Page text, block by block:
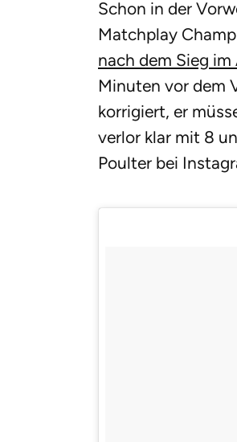
Schon in der
Matchplay
nach dem Sieg
Minuten vor dem
korrigiert, er
verlor klar mit 8
Poulter bei